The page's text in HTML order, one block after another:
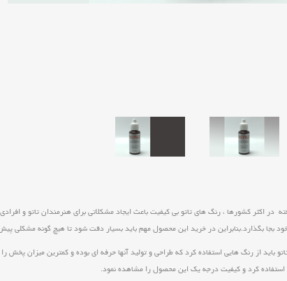
در اکثر کشورها ، رنگ های تاتو بی کیفیت باعث ایجاد مشکلاتی برای هنرمندان تاتو و
بجا بگذارد.بنابراین در خرید این محصول مهم باید بسیار دقت شود تا هیچ گونه مشکلی
باید از رنگ هایی استفاده کرد که طراحی و تولید آنها حرفه ای بوده و کمترین
استفاده کرد و کیفیت درجه یک این محصول را مشاهده نمود.